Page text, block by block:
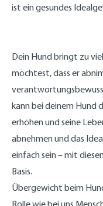
ist ein gesundes
Dein Hund bringt zu
möchtest, dass er
kann bei deinem Hund
erhöhen und seine
abnehmen und das
einfach sein – mit
Basis.
Übergewicht beim
Rolle wie bei uns